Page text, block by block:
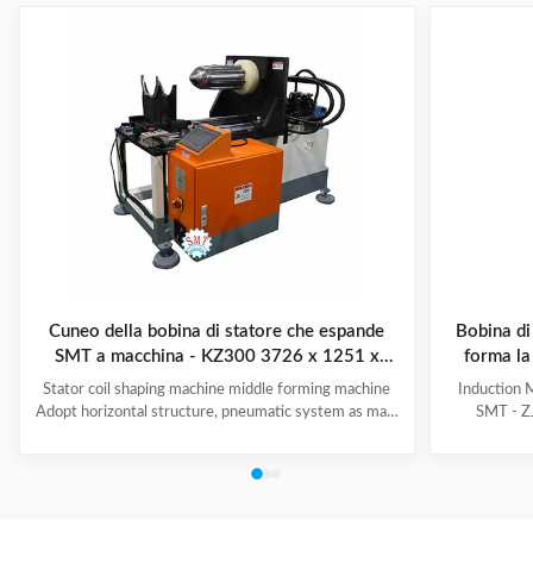
Cuneo della bobina di statore che espande
SMT a macchina - KZ300 3726 x 1251 x
2111mm
Stator coil shaping machine middle forming machine
Adopt horizontal structure, pneumatic system as main
expanding blades is synchronous, no need two times
Bobina
forma
Induction
SMT -